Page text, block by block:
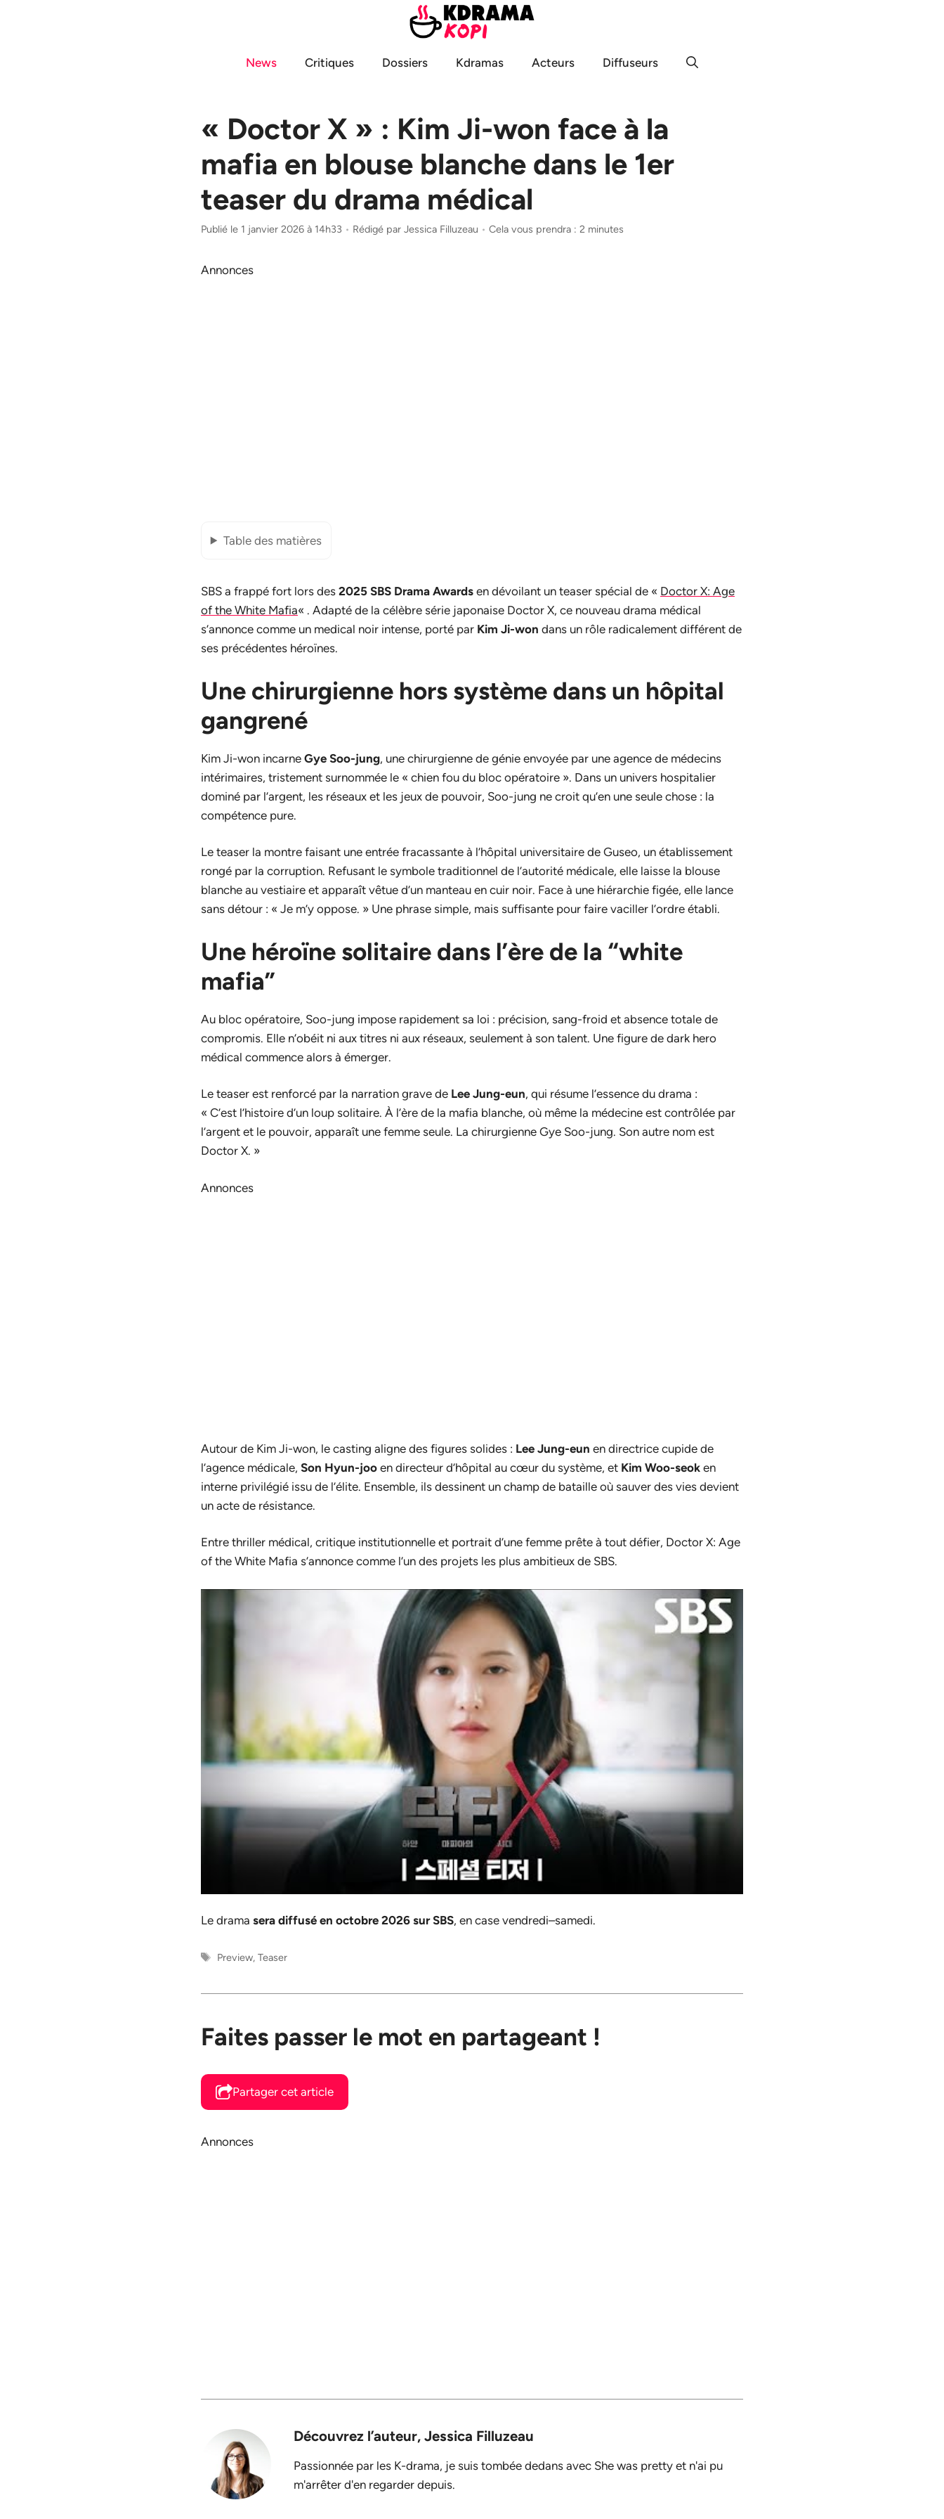
News
Critiques Dossiers Kdramas Acteurs Diffuseurs
« Doctor X » : Kim Ji-won face à la
mafia en blouse blanche dans le 1er
teaser du drama médical
Publié le 1 janvier 2026 à 14h33 • Rédigé par Jessica Filluzeau • Cela vous prendra : 2 minutes
Annonces
Table des matières
SBS a frappé fort lors des 2025 SBS Drama Awards en dévoilant un teaser spécial de « Doctor X: Age
of the White Mafia« . Adapté de la célèbre série japonaise Doctor X, ce nouveau drama médical
s’annonce comme un medical noir intense, porté par Kim Ji-won dans un rôle radicalement différent de
ses précédentes héroïnes.
Une chirurgienne hors système dans un hôpital
gangrené
Kim Ji-won incarne Gye Soo-jung, une chirurgienne de génie envoyée par une agence de médecins
intérimaires, tristement surnommée le « chien fou du bloc opératoire ». Dans un univers hospitalier
dominé par l’argent, les réseaux et les jeux de pouvoir, Soo-jung ne croit qu’en une seule chose : la
compétence pure.
Le teaser la montre faisant une entrée fracassante à l’hôpital universitaire de Guseo, un établissement
rongé par la corruption. Refusant le symbole traditionnel de l’autorité médicale, elle laisse la blouse
blanche au vestiaire et apparaît vêtue d’un manteau en cuir noir. Face à une hiérarchie figée, elle lance
sans détour : « Je m’y oppose. » Une phrase simple, mais suffisante pour faire vaciller l’ordre établi.
Une héroïne solitaire dans l’ère de la “white
mafia”
Au bloc opératoire, Soo-jung impose rapidement sa loi : précision, sang-froid et absence totale de
compromis. Elle n’obéit ni aux titres ni aux réseaux, seulement à son talent. Une figure de dark hero
médical commence alors à émerger.
Le teaser est renforcé par la narration grave de Lee Jung-eun, qui résume l’essence du drama :
« C’est l’histoire d’un loup solitaire. À l’ère de la mafia blanche, où même la médecine est contrôlée par
l’argent et le pouvoir, apparaît une femme seule. La chirurgienne Gye Soo-jung. Son autre nom est
Doctor X. »
Annonces
Autour de Kim Ji-won, le casting aligne des figures solides : Lee Jung-eun en directrice cupide de
l’agence médicale, Son Hyun-joo en directeur d’hôpital au cœur du système, et Kim Woo-seok en
interne privilégié issu de l’élite. Ensemble, ils dessinent un champ de bataille où sauver des vies devient
un acte de résistance.
Entre thriller médical, critique institutionnelle et portrait d’une femme prête à tout défier, Doctor X: Age
of the White Mafia s’annonce comme l’un des projets les plus ambitieux de SBS.
Le drama sera diffusé en octobre 2026 sur SBS, en case vendredi–samedi.
Étiquettes
Preview,Teaser
Faites passer le mot en partageant !
Partager cet article
Annonces
Découvrez l’auteur, Jessica Filluzeau
Passionnée par les K-drama, je suis tombée dedans avec She was pretty et n'ai pu
m'arrêter d'en regarder depuis.